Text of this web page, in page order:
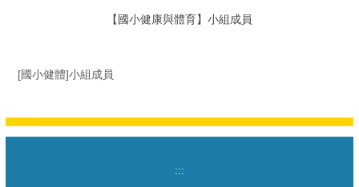
【國小健康與體育】小組成員
[國小健體]小組成員
:::